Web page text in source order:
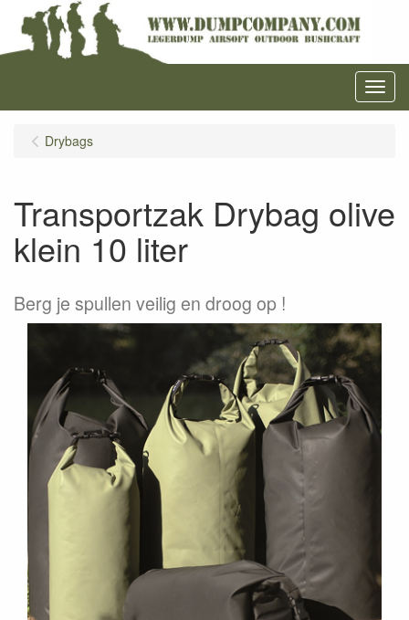
Menu
Drybags
Transportzak Drybag olive
klein 10 liter
Berg je spullen veilig en droog op !